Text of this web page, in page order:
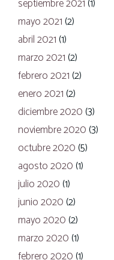
septiembre 2021 (1)
mayo 2021 (2)
abril 2021 (1)
marzo 2021 (2)
febrero 2021 (2)
enero 2021 (2)
diciembre 2020 (3)
noviembre 2020 (3)
octubre 2020 (5)
agosto 2020 (1)
julio 2020 (1)
junio 2020 (2)
mayo 2020 (2)
marzo 2020 (1)
febrero 2020 (1)